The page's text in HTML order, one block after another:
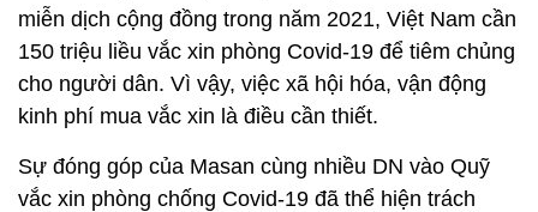
miễn dịch cộng đồng trong năm 2021, Việt Nam cần
150 triệu liều vắc xin phòng Covid-19 để tiêm chủng
cho người dân. Vì vậy, việc xã hội hóa, vận động
kinh phí mua vắc xin là điều cần thiết.
Sự đóng góp của Masan cùng nhiều DN vào Quỹ
vắc xin phòng chống Covid-19 đã thể hiện trách